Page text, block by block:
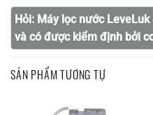
Hỏi: Máy lọc nước
và có được kiểm định bởi
SẢN PHẨM TƯƠNG TỰ